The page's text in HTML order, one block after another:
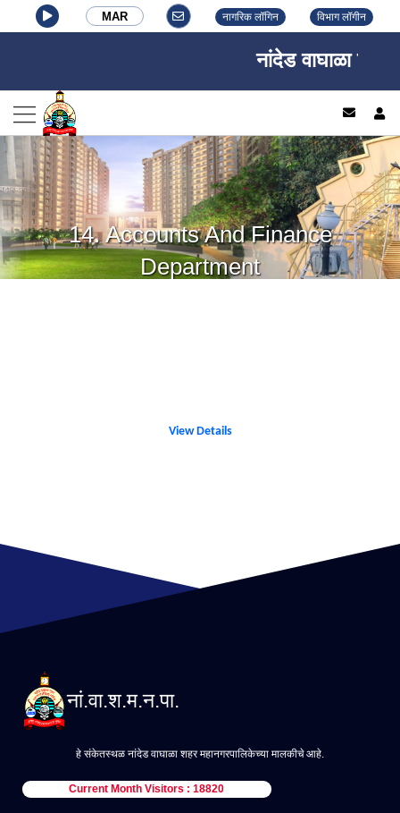
MAR नागरिक लॉगिन विभाग लॉगीन
नांदेड वाघाळा शहर
14. Accounts And Finance
Department
View Details
नां.वा.श.म.न.पा.
हे संकेतस्थळ नांदेड वाघाळा शहर महानगरपालिकेच्या मालकीचे आहे.
Current Month Visitors : 18820